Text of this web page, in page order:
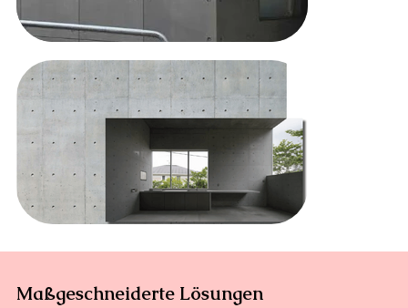
Maßgeschneiderte Lösungen